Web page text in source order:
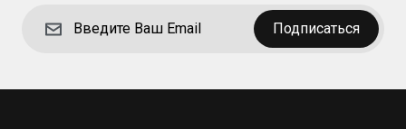
Подписаться